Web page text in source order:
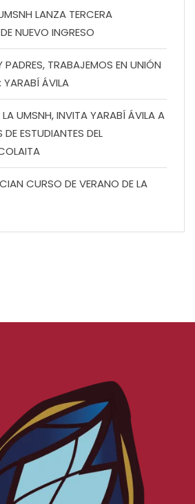
LANZA TERCERA
NUEVO INGRESO
PADRES, TRABAJEMOS EN UNIÓN
YARABÍ ÁVILA
LA UMSNH, INVITA YARABÍ ÁVILA A
ESTUDIANTES DEL
CURSO DE VERANO DE LA